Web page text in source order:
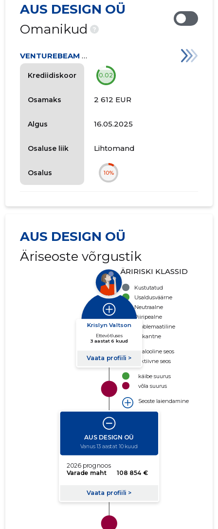
AUS DESIGN OÜ
Omanikud
?
Krediidiskoor
Osamaks
Algus
Osaluse liik
Osalus
VENTUREBEAM MARKETS AS
0.02
2 612 EUR
16.05.2025
Lihtomand
10%
AUS DESIGN OÜ
Äriseoste võrgustik
ÄRIRISKI KLASSID
Kustutatud
Usaldusväärne
Neutraalne
Piiripealne
Problemaatiline
Riskantne
Ajalooline seos
Aktiivne seos
käibe suurus
võla suurus
Seoste laiendamine